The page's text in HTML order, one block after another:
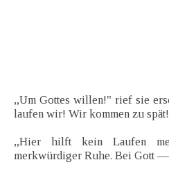
„Um Gottes willen!" rief sie
laufen wir! Wir kommen zu
„Hier hilft kein Laufen
merkwürdiger Ruhe. Bei Gott